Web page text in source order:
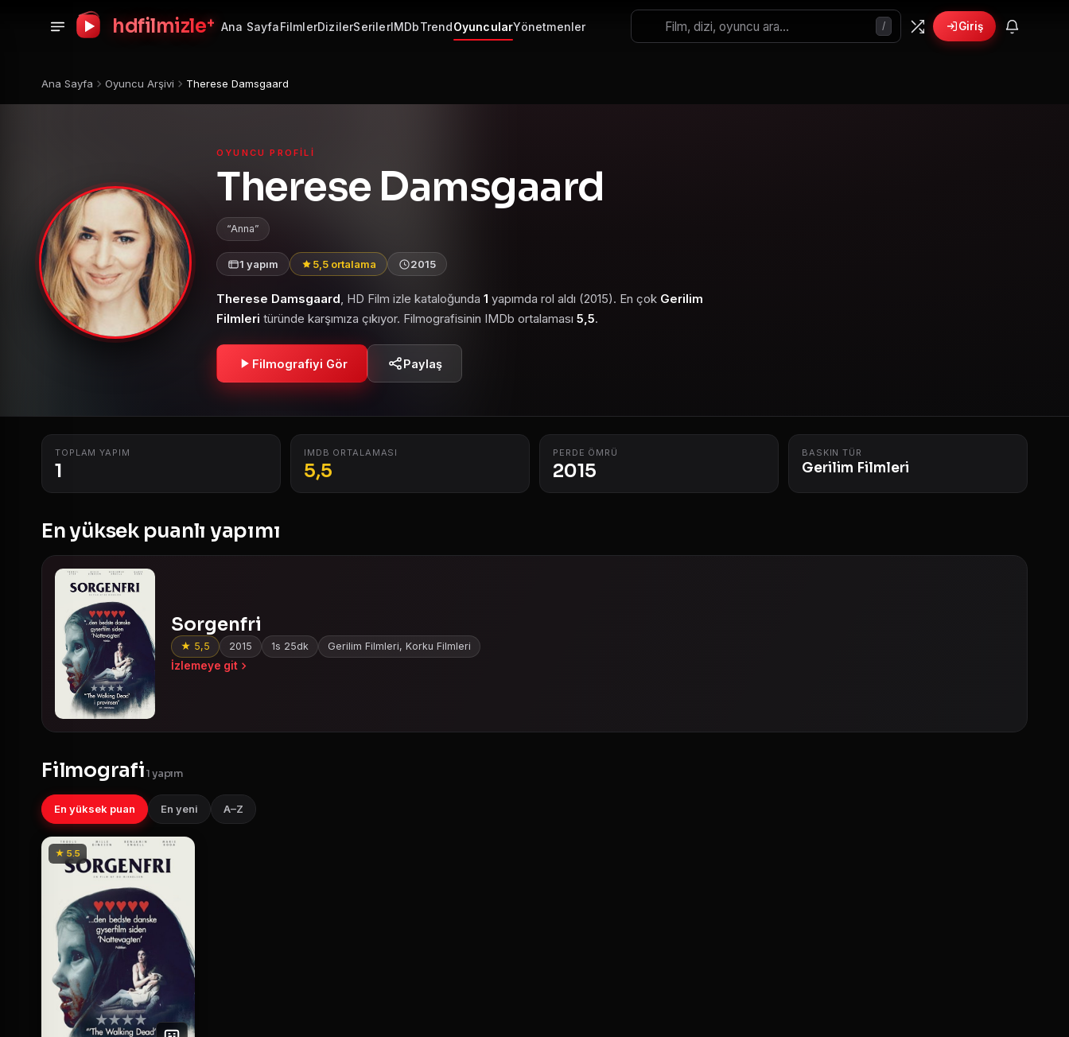
hdfilmizle+ Ana SayfaFilmlerDizilerSerilerIMDbTrendOyuncularYönetmenler / Giriş
Ana Sayfa Oyuncu Arşivi Therese Damsgaard
OYUNCU PROFILI
Therese Damsgaard
Anna
1 yapım 5,5 ortalama 2015
Therese Damsgaard, HD Film izle kataloğunda 1 yapımda rol aldı (2015). En çok Gerilim
Filmleri türünde karşımıza çıkıyor. Filmografisinin IMDb ortalaması 5,5.
Filmografiyi Gör Paylaş
TOPLAM YAPIM
1
IMDB ORTALAMASI
5,5
PERDE ÖMRÜ
2015
BASKIN TÜR
Gerilim Filmleri
En yüksek puanlı yapımı
Sorgenfri
★ 5,5 2015 1s 25dk Gerilim Filmleri, Korku Filmleri
İzlemeye git
Filmografi1 yapım
En yüksek puan En yeni A–Z
★ 5.5